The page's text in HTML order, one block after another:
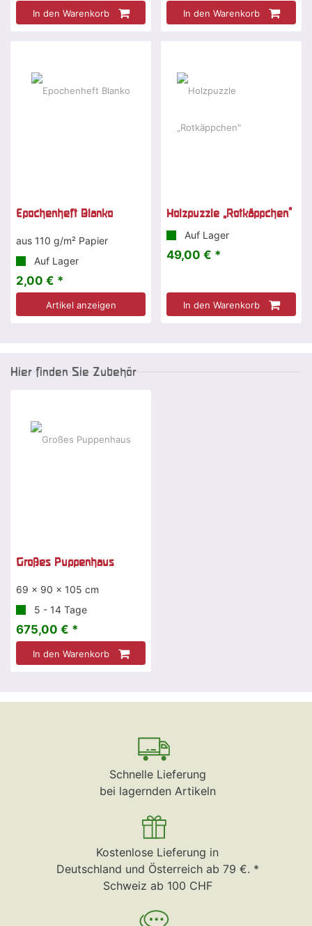
In den Warenkorb In den Warenkorb
Epochenheft Blanko
aus 110 g/m² Papier
Auf Lager
2,00 € *
Artikel anzeigen
Holzpuzzle „Rotkäppchen"
Auf Lager
49,00 € *
In den Warenkorb
Hier finden Sie Zubehör
Großes Puppenhaus
69 x 90 x 105 cm
5 - 14 Tage
675,00 € *
In den Warenkorb
Schnelle Lieferung
bei lagernden Artikeln
Kostenlose Lieferung in
Deutschland und Österreich ab 79 €. *
Schweiz ab 100 CHF